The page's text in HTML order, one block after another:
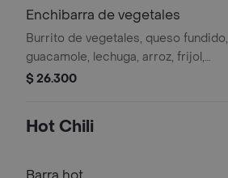
Enchibarra de vegetales
Burrito de vegetales, queso fundido,
guacamole, lechuga, arroz, frijol,
cebolla, pimentón y pico de gallo
$ 26.300
Hot Chili